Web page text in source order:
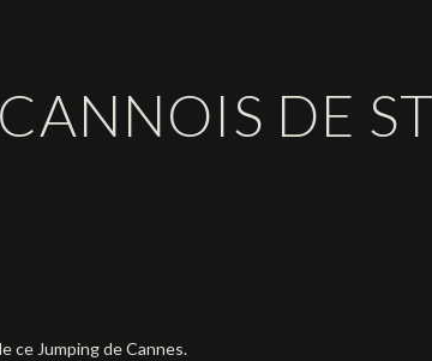
DE
ce Jumping de Cannes.